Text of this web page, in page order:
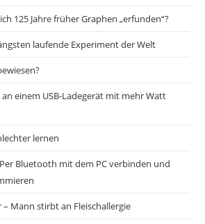
125 Jahre früher Graphen „erfunden“?
laufende Experiment der Welt
einem USB-Ladegerät mit mehr Watt
lernen
Bluetooth mit dem PC verbinden und
Mann stirbt an Fleischallergie